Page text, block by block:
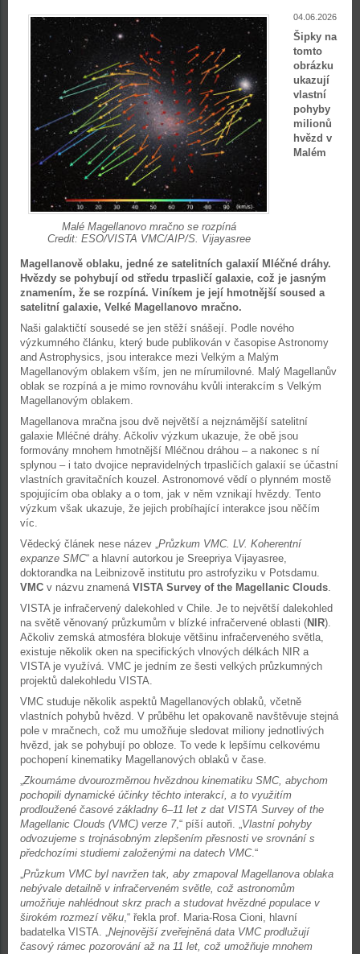
04.06.2026
Malé Magellanovo mračno se rozpíná
Credit: ESO/VISTA VMC/AIP/S. Vijayasree
Šipky na
tomto
obrázku
ukazují
vlastní
pohyby
milionů
hvězd v
Malém
Magellanově oblaku, jedné ze satelitních galaxií Mléčné dráhy.
Hvězdy se pohybují od středu trpasličí galaxie, což je jasným
znamením, že se rozpíná. Viníkem je její hmotnější soused a
satelitní galaxie, Velké Magellanovo mračno.
Naši galaktičtí sousedé se jen stěží snášejí. Podle nového
výzkumného článku, který bude publikován v časopise Astronomy
and Astrophysics, jsou interakce mezi Velkým a Malým
Magellanovým oblakem vším, jen ne mírumilovné. Malý Magellanův
oblak se rozpíná a je mimo rovnováhu kvůli interakcím s Velkým
Magellanovým oblakem.
Magellanova mračna jsou dvě největší a nejznámější satelitní
galaxie Mléčné dráhy. Ačkoliv výzkum ukazuje, že obě jsou
formovány mnohem hmotnější Mléčnou dráhou – a nakonec s ní
splynou – i tato dvojice nepravidelných trpasličích galaxií se účastní
vlastních gravitačních kouzel. Astronomové vědí o plynném mostě
spojujícím oba oblaky a o tom, jak v něm vznikají hvězdy. Tento
výzkum však ukazuje, že jejich probíhající interakce jsou něčím
víc.
Vědecký článek nese název „Průzkum VMC. LV. Koherentní
expanze SMC“ a hlavní autorkou je Sreepriya Vijayasree,
doktorandka na Leibnizově institutu pro astrofyziku v Potsdamu.
VMC v názvu znamená VISTA Survey of the Magellanic Clouds.
VISTA je infračervený dalekohled v Chile. Je to největší dalekohled
na světě věnovaný průzkumům v blízké infračervené oblasti (NIR).
Ačkoliv zemská atmosféra blokuje většinu infračerveného světla,
existuje několik oken na specifických vlnových délkách NIR a
VISTA je využívá. VMC je jedním ze šesti velkých průzkumných
projektů dalekohledu VISTA.
VMC studuje několik aspektů Magellanových oblaků, včetně
vlastních pohybů hvězd. V průběhu let opakovaně navštěvuje stejná
pole v mračnech, což mu umožňuje sledovat miliony jednotlivých
hvězd, jak se pohybují po obloze. To vede k lepšímu celkovému
pochopení kinematiky Magellanových oblaků v čase.
„Zkoumáme dvourozměrnou hvězdnou kinematiku SMC, abychom
pochopili dynamické účinky těchto interakcí, a to využitím
prodloužené časové základny 6–11 let z dat VISTA Survey of the
Magellanic Clouds (VMC) verze 7,“ píší autoři. „Vlastní pohyby
odvozujeme s trojnásobným zlepšením přesnosti ve srovnání s
předchozími studiemi založenými na datech VMC.“
„Průzkum VMC byl navržen tak, aby zmapoval Magellanova oblaka
nebývale detailně v infračerveném světle, což astronomům
umožňuje nahlédnout skrz prach a studovat hvězdné populace v
širokém rozmezí věku,“ řekla prof. Maria-Rosa Cioni, hlavní
badatelka VISTA. „Nejnovější zveřejněná data VMC prodlužují
časový rámec pozorování až na 11 let, což umožňuje mnohem